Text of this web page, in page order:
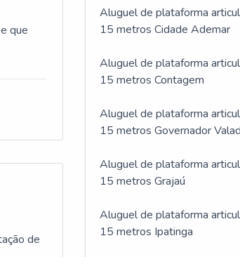
que
de
Aluguel de plataforma
15 metros Cidade Ademar
Aluguel de plataforma
15 metros Contagem
Aluguel de plataforma
15 metros Governador
Aluguel de plataforma
15 metros Grajaú
Aluguel de plataforma
15 metros Ipatinga